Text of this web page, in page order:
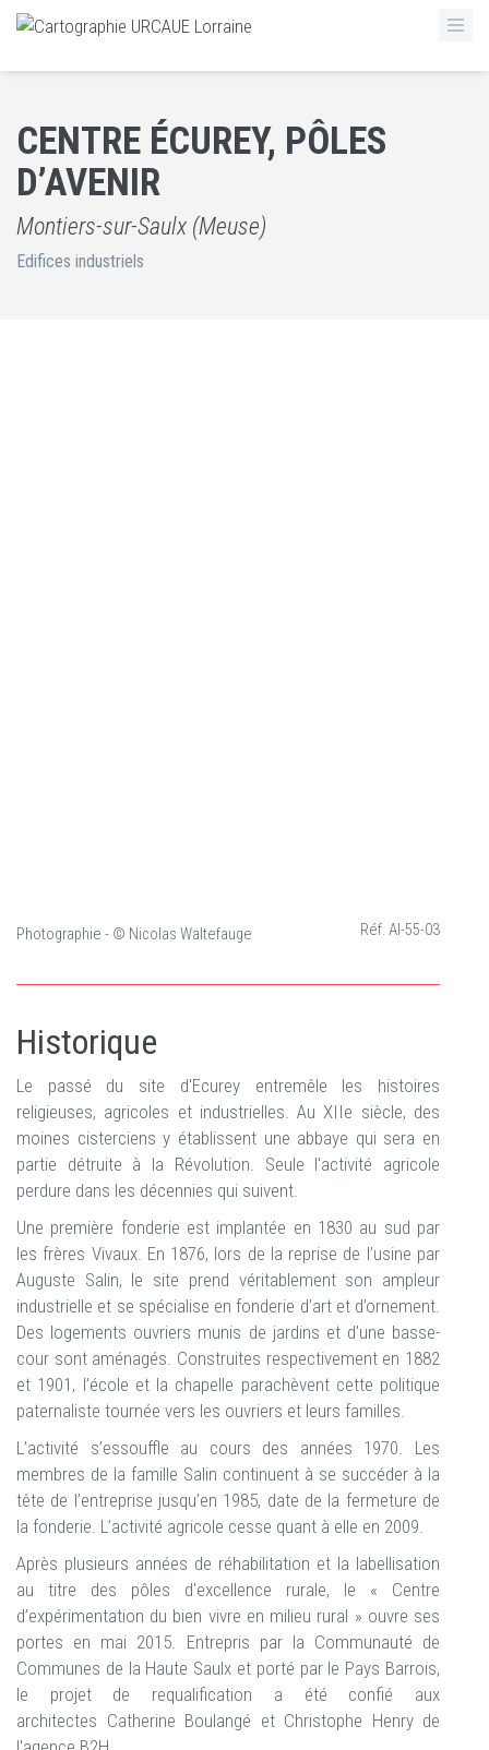
CENTRE ÉCUREY, PÔLES
D’AVENIR
Montiers-sur-Saulx (Meuse)
Edifices industriels
Photographie - © Nicolas Waltefauge Réf. AI-55-03
Historique
Le passé du site d'Ecurey entremêle les histoires
religieuses, agricoles et industrielles. Au XIIe siècle, des
moines cisterciens y établissent une abbaye qui sera en
partie détruite à la Révolution. Seule l'activité agricole
perdure dans les décennies qui suivent.
Une première fonderie est implantée en 1830 au sud par
les frères Vivaux. En 1876, lors de la reprise de l’usine par
Auguste Salin, le site prend véritablement son ampleur
industrielle et se spécialise en fonderie d’art et d’ornement.
Des logements ouvriers munis de jardins et d'une basse-
cour sont aménagés. Construites respectivement en 1882
et 1901, l’école et la chapelle parachèvent cette politique
paternaliste tournée vers les ouvriers et leurs familles.
L’activité s’essouffle au cours des années 1970. Les
membres de la famille Salin continuent à se succéder à la
tête de l’entreprise jusqu’en 1985, date de la fermeture de
la fonderie. L’activité agricole cesse quant à elle en 2009.
Après plusieurs années de réhabilitation et la labellisation
au titre des pôles d'excellence rurale, le « Centre
d’expérimentation du bien vivre en milieu rural » ouvre ses
portes en mai 2015. Entrepris par la Communauté de
Communes de la Haute Saulx et porté par le Pays Barrois,
le projet de requalification a été confié aux
architectes Catherine Boulangé et Christophe Henry de